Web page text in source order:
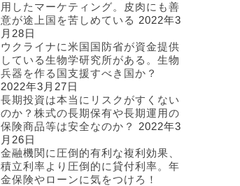
用したマーケティング。皮肉にも善
意が途上国を苦しめている 2022年3
月28日
ウクライナに米国国防省が資金提供
している生物学研究所がある。生物
兵器を作る国支援すべき国か？
2022年3月27日
長期投資は本当にリスクがすくない
のか？株式の長期保有や長期運用の
保険商品等は安全なのか？
2022年3
月26日
金融機関に圧倒的有利な複利効果、
積立利率より圧倒的に貸付利率。年
金保険やローンに気をつけろ！